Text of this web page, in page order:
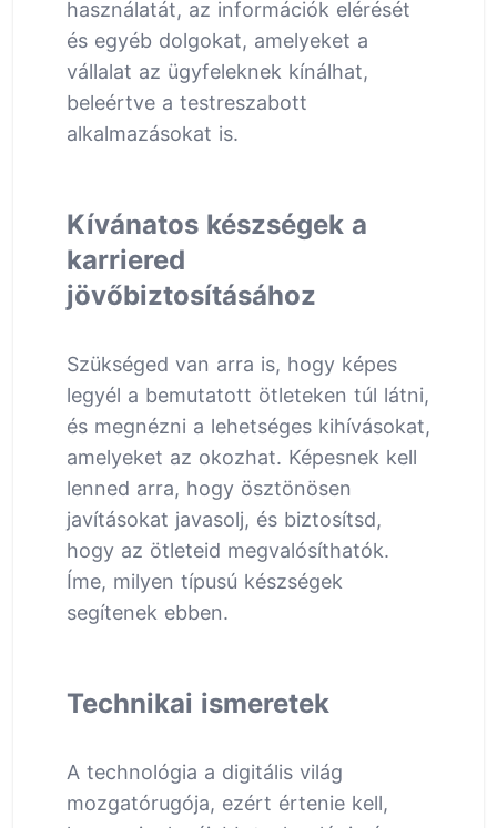
használatát, az információk elérését
és egyéb dolgokat, amelyeket a
vállalat az ügyfeleknek kínálhat,
beleértve a testreszabott
alkalmazásokat is.
Kívánatos készségek a
karriered
jövőbiztosításához
Szükséged van arra is, hogy képes
legyél a bemutatott ötleteken túl látni,
és megnézni a lehetséges kihívásokat,
amelyeket az okozhat. Képesnek kell
lenned arra, hogy ösztönösen
javításokat javasolj, és biztosítsd,
hogy az ötleteid megvalósíthatók.
Íme, milyen típusú készségek
segítenek ebben.
Technikai ismeretek
A technológia a digitális világ
mozgatórugója, ezért értenie kell,